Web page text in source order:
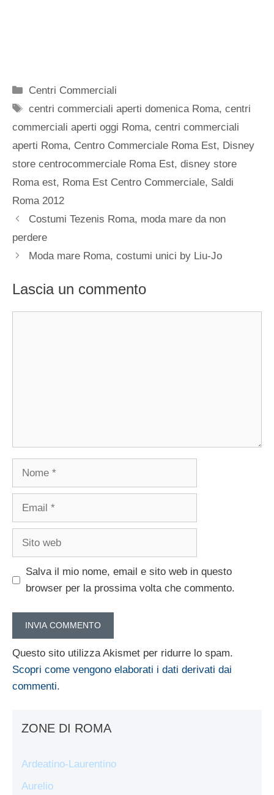
Categorie
Centri Commerciali
Tag
centri commerciali aperti domenica Roma,centri
commerciali aperti oggi Roma, centri commerciali
aperti Roma, Centro Commerciale Roma Est, Disney
store centrocommerciale Roma Est, disney store
Roma est, Roma Est Centro Commerciale, Saldi
Roma 2012
Costumi Tezenis Roma, moda mare da non
perdere
Moda mare Roma, costumi unici by Liu-Jo
Lascia un commento
Nome
Email
Sito
Salva il mio nome, email e sito web in questo
browser per la prossima volta che commento.
Questo sito utilizza Akismet per ridurre lo spam.
Scopri come vengono elaborati i dati derivati dai
commenti.
ZONE DI ROMA
Ardeatino-Laurentino
Aurelio